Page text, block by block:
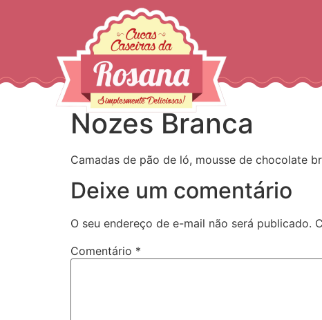
Nozes Branca
Camadas de pão de ló, mousse de chocolate
Deixe um comentário
O seu endereço de e-mail não será publicado.
Comentário *